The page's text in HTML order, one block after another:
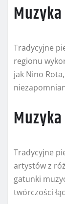
Tradycyjne
regionu
jak Nino
Tradycyjne
artystów z
gatunki
twórczości